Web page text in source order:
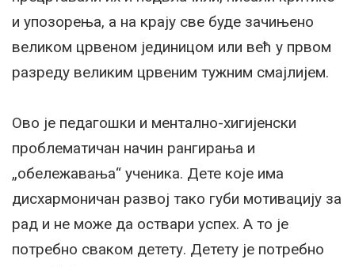
и упозорења, а на крају све буде зачињено
великом црвеном јединицом или већ у првом
разреду великим црвеним тужним смајлијем.
Ово је педагошки и ментално-хигијенски
проблематичан начин рангирања и
„обележавања“ ученика. Дете које има
дисхармоничан развој тако губи мотивацију за
рад и не може да оствари успех. А то је
потребно сваком детету. Детету је потребно